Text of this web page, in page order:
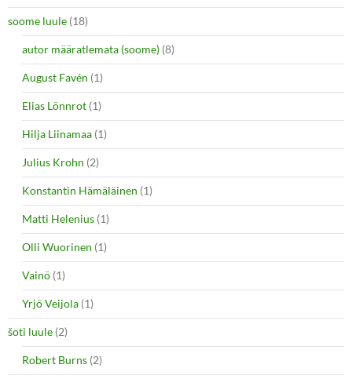
soome luule (18)
autor määratlemata (soome) (8)
August Favén (1)
Elias Lönnrot (1)
Hilja Liinamaa (1)
Julius Krohn (2)
Konstantin Hämäläinen (1)
Matti Helenius (1)
Olli Wuorinen (1)
Vainö (1)
Yrjö Veijola (1)
šoti luule (2)
Robert Burns (2)